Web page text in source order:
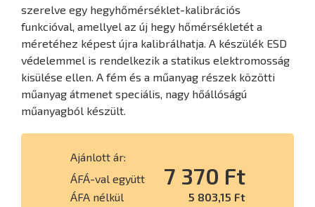
szerelve egy hegyhőmérséklet-kalibrációs
funkcióval, amellyel az új hegy hőmérsékletét a
méretéhez képest újra kalibrálhatja. A készülék ESD
védelemmel is rendelkezik a statikus elektromosság
kisülése ellen. A fém és a műanyag részek közötti
műanyag átmenet speciális, nagy hőállóságú
műanyagból készült.
Ajánlott ár:
ÁFÁ-val együtt
7 370 Ft
ÁFA nélkül 5 803,15 Ft